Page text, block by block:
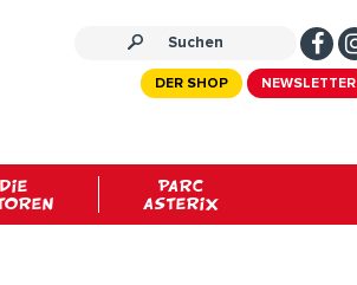
NEWSLETTER
DER SHOP
DIE
PARC
ASTERIX